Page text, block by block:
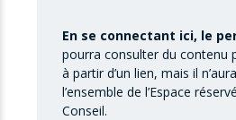
En se connectant ici, le
pourra consulter du contenu
à partir d’un lien, mais il
l’ensemble de l’Espace
Conseil.